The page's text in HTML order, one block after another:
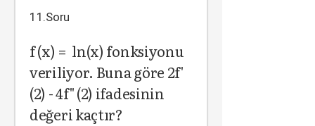
11.Soru
f (x) = ln(x) fonksiyonu
veriliyor. Buna göre 2f'
(2) - 4f" (2) ifadesinin
değeri kaçtır?